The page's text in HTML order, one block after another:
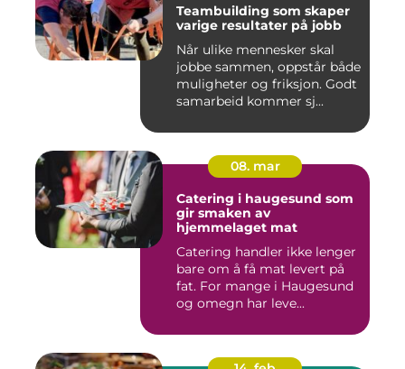
Teambuilding som skaper
varige resultater på jobb
Når ulike mennesker skal
jobbe sammen, oppstår både
muligheter og friksjon. Godt
samarbeid kommer sj...
08. mar
Catering i haugesund som
gir smaken av
hjemmelaget mat
Catering handler ikke lenger
bare om å få mat levert på
fat. For mange i Haugesund
og omegn har leve...